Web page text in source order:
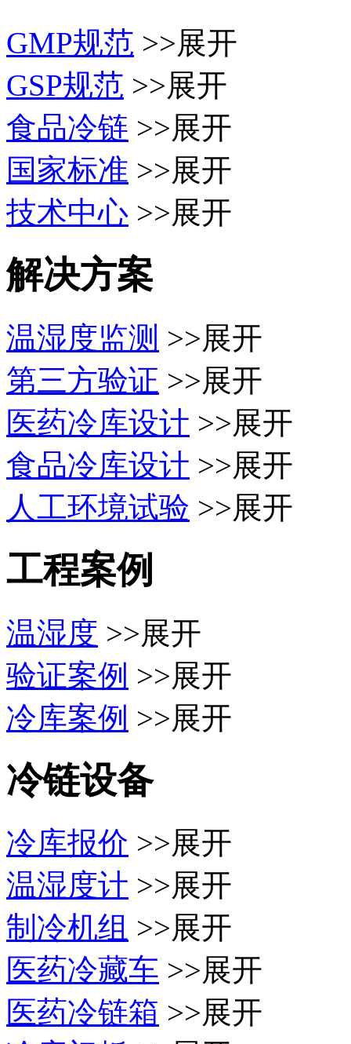
GMP规范 >>展开
GSP规范 >>展开
食品冷链 >>展开
国家标准 >>展开
技术中心 >>展开
解决方案
温湿度监测 >>展开
第三方验证 >>展开
医药冷库设计 >>展开
食品冷库设计 >>展开
人工环境试验 >>展开
工程案例
温湿度 >>展开
验证案例 >>展开
冷库案例 >>展开
冷链设备
冷库报价 >>展开
温湿度计 >>展开
制冷机组 >>展开
医药冷藏车 >>展开
医药冷链箱 >>展开